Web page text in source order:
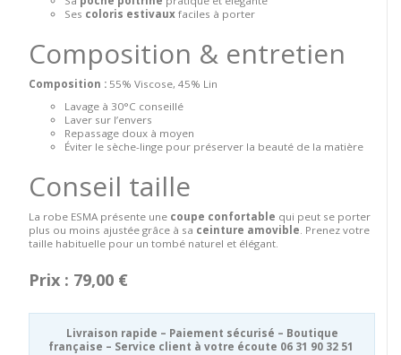
Ses coloris estivaux faciles à porter
Composition & entretien
Composition : 55% Viscose, 45% Lin
Lavage à 30°C conseillé
Laver sur l’envers
Repassage doux à moyen
Éviter le sèche-linge pour préserver la beauté de la matière
Conseil taille
La robe ESMA présente une coupe confortable qui peut se porter
plus ou moins ajustée grâce à sa ceinture amovible. Prenez votre
taille habituelle pour un tombé naturel et élégant.
Prix : 79,00 €
Livraison rapide – Paiement sécurisé – Boutique
française – Service client à votre écoute 06 31 90 32 51